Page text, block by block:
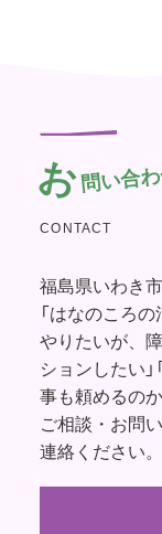
お問い合
CONTACT
福島県いわき
「はなのころ
やりたいが、
ションしたい
事も頼めるの
ご相談・お問
連絡ください。